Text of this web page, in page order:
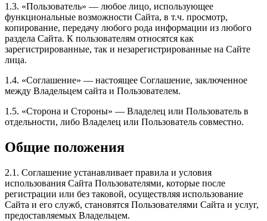
1.3. «Пользователь» — любое лицо, использующее
функциональные возможности Сайта, в т.ч. просмотр,
копирование, передачу любого рода информации из любого
раздела Сайта. К пользователям относятся как
зарегистрированные, так и незарегистрированные на Сайте
лица.
1.4. «Соглашение» — настоящее Соглашение, заключенное
между Владельцем сайта и Пользователем.
1.5. «Сторона и Стороны» — Владелец или Пользователь в
отдельности, либо Владелец или Пользователь совместно.
Общие положения
2.1. Соглашение устанавливает правила и условия
использования Сайта Пользователями, которые после
регистрации или без таковой, осуществляя использование
Сайта и его служб, становятся Пользователями Сайта и услуг,
предоставляемых Владельцем.